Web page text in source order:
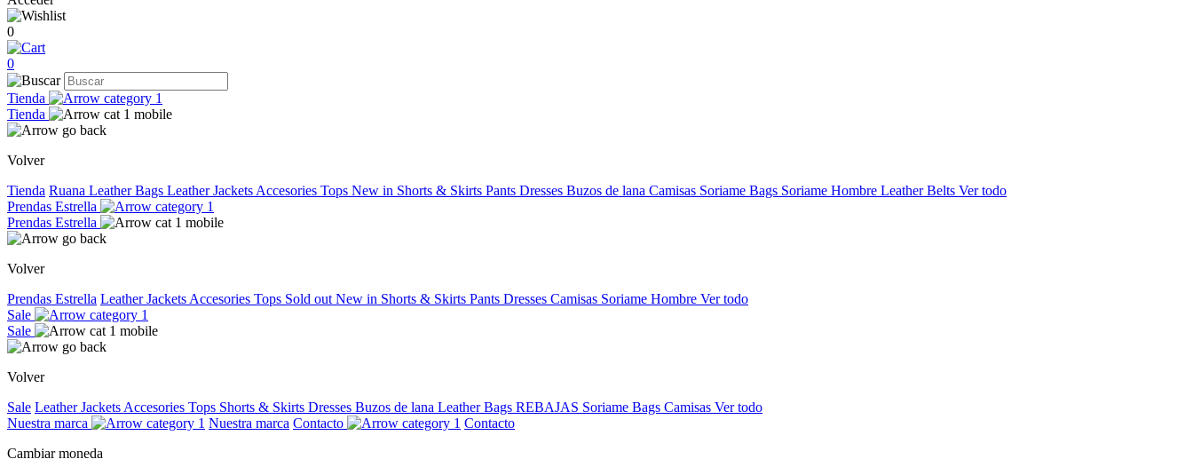
0
0
Tienda
Tienda
Volver
Tienda Ruana Leather Bags Leather Jackets Accesories Tops New in Shorts & Skirts Pants Dresses Buzos de lana Camisas Soriame Bags Soriame Hombre Leather Belts Ver todo
Prendas Estrella
Prendas Estrella
Volver
Prendas Estrella Leather Jackets Accesories Tops Sold out New in Shorts & Skirts Pants Dresses Camisas Soriame Hombre Ver todo
Sale
Sale
Volver
Sale Leather Jackets Accesories Tops Shorts & Skirts Dresses Buzos de lana Leather Bags REBAJAS Soriame Bags Camisas Ver todo
Nuestra marca
Nuestra marca Contacto
Contacto
Cambiar moneda